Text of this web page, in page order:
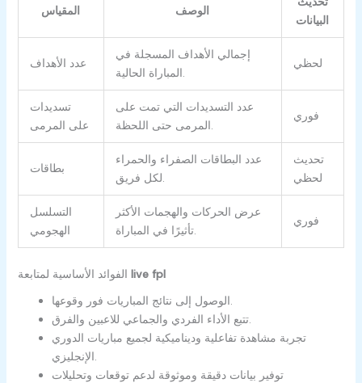
المقياس الوصف
البيانات
عدد الأهداف
إجمالي الأهداف المسجلة في
المباراة الحالية.
لحظي
تسديدات
على المرمى
عدد التسديدات التي تمت على
المرمى حتى اللحظة.
فوري
بطاقات
عدد البطاقات الصفراء والحمراء
لكل فريق.
تحديث
لحظي
التسلسل
الهجومي
عرض الحركات والهجمات الأكثر
تأثيرًا في المباراة.
فوري
live fpl
الوصول إلى نتائج المباريات فور وقوعها.
تتبع الأداء الفردي والجماعي للاعبين والفرق.
تجربة مشاهدة تفاعلية وديناميكية لجميع مباريات الدوري
الإنجليزي.
توفير بيانات دقيقة وموثوقة لدعم توقعات وتحليلات